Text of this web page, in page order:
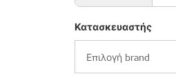
Κατασκευαστής
Επιλογή brand